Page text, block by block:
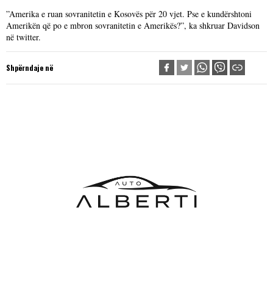
”Amerika e ruan sovranitetin e Kosovës për 20 vjet. Pse e kundërshtoni
Amerikën që po e mbron sovranitetin e Amerikës?”, ka shkruar Davidson
në twitter.
Shpërndaje në